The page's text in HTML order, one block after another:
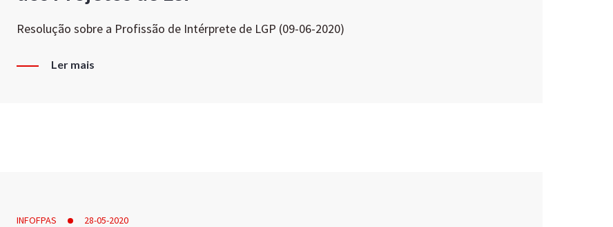
Resolução sobre a Profissão de Intérprete de LGP (09-06-2020)
Ler mais
INFOFPAS 28-05-2020